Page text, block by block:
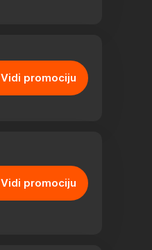
Vidi promociju
Vidi promociju